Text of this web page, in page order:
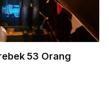
53 Orang